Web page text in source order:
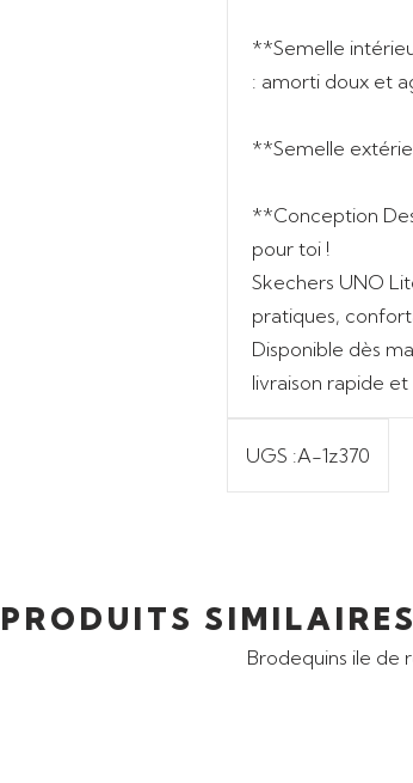
**Semelle
: amorti doux et
**Semelle
**Conception
pour toi !
Skechers UNO
pratiques,
Disponible dès
livraison rapide
UGS :A-1z370
PRODUITS SIMILAIRES